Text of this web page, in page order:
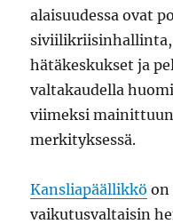
alaisuudessa ovat
hätäkeskukset ja
valtakaudella
viimeksi
merkityksessä.
Kansliapäällikkö on
vaikutusvaltaisin